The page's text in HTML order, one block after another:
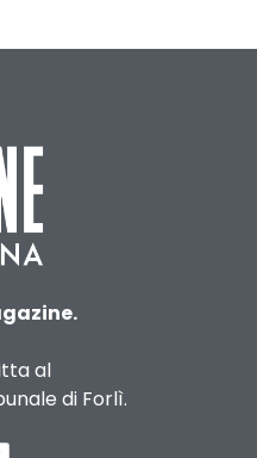
al
di Forlì.